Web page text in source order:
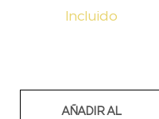
Incluido
AÑADIR AL